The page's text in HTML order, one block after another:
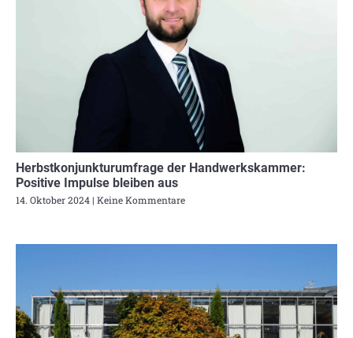
Herbstkonjunkturumfrage der Handwerkskammer:
Positive Impulse bleiben aus
14. Oktober 2024 Keine Kommentare